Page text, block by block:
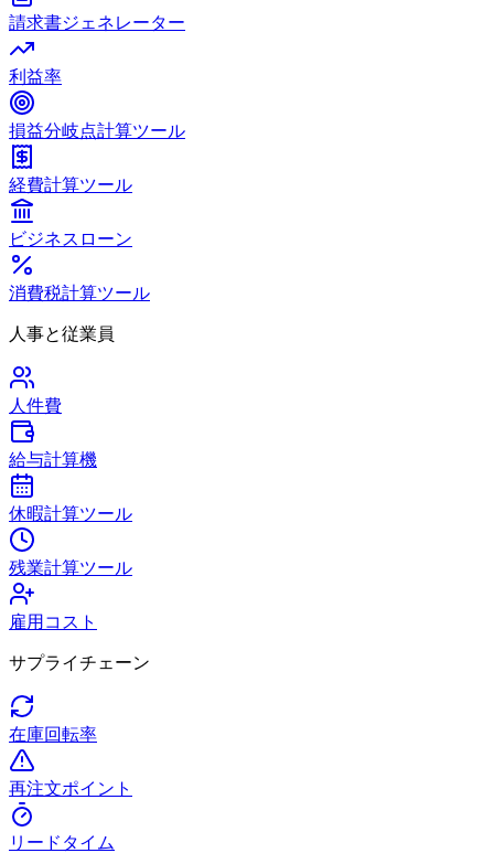
請求書ジェネレーター
利益率
損益分岐点計算ツール
経費計算ツール
ビジネスローン
消費税計算ツール
人事と従業員
人件費
給与計算機
休暇計算ツール
残業計算ツール
雇用コスト
サプライチェーン
在庫回転率
再注文ポイント
リードタイム